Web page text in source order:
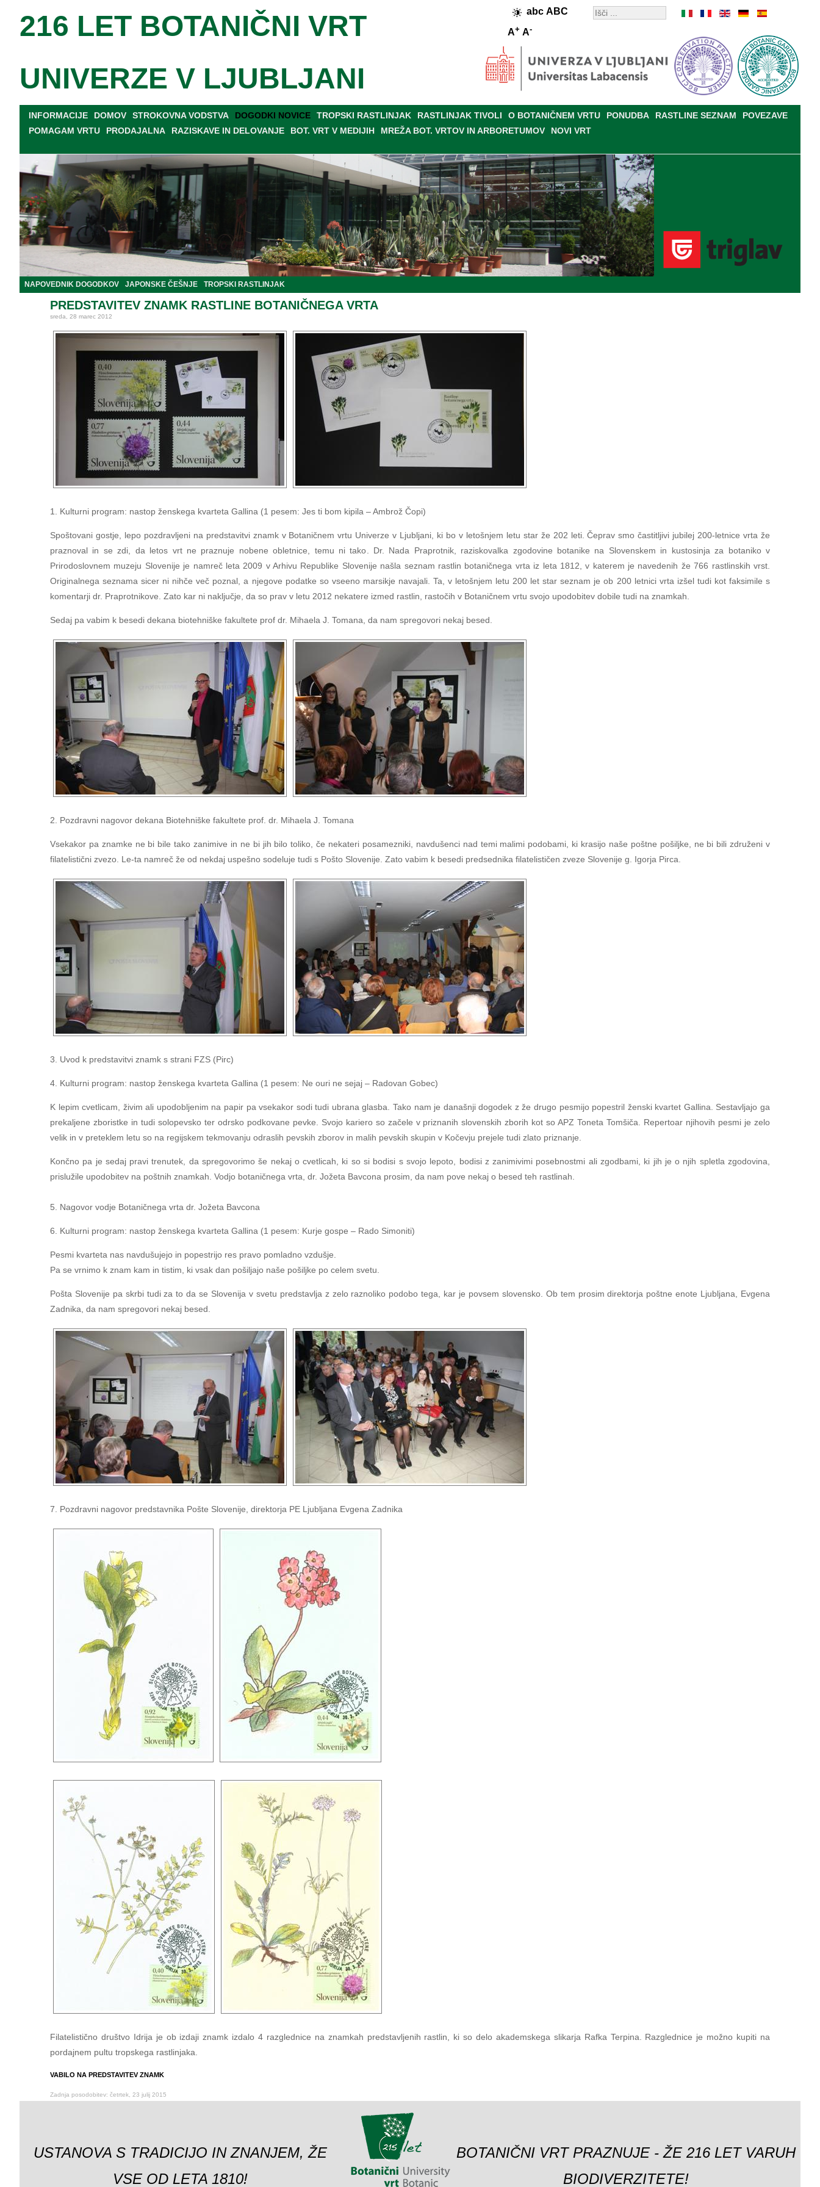
abc ABC
A+ A-
216 LET BOTANIČNI VRT
UNIVERZE V LJUBLJANI
INFORMACIJE DOMOV STROKOVNA VODSTVA DOGODKI NOVICE
TISKOVNE KONFERENCE
TROPSKI RASTLINJAK RASTLINJAK TIVOLI O BOTANIČNEM VRTU PONUDBA RASTLINE SEZNAM
POVEZAVE
POMAGAM VRTU
PRODAJALNA RAZISKAVE IN DELOVANJE BOT. VRT V MEDIJIH MREŽA BOT. VRTOV IN ARBORETUMOV NOVI VRT
NAPOVEDNIK DOGODKOV JAPONSKE ČEŠNJE TROPSKI RASTLINJAK
PREDSTAVITEV ZNAMK RASTLINE BOTANIČNEGA VRTA
sreda, 28 marec 2012
1. Kulturni program: nastop ženskega kvarteta Gallina (1 pesem: Jes ti bom kipila – Ambrož Čopi)
Spoštovani gostje, lepo pozdravljeni na predstavitvi znamk v Botaničnem vrtu Univerze v Ljubljani, ki bo v letošnjem letu star že 202 leti. Čeprav smo častitljivi jubilej 200-letnice vrta že
praznoval in se zdi, da letos vrt ne praznuje nobene obletnice, temu ni tako. Dr. Nada Praprotnik, raziskovalka zgodovine botanike na Slovenskem in kustosinja za botaniko v
Prirodoslovnem muzeju Slovenije je namreč leta 2009 v Arhivu Republike Slovenije našla seznam rastlin botaničnega vrta iz leta 1812, v katerem je navedenih že 766 rastlinskih vrst.
Originalnega seznama sicer ni nihče več poznal, a njegove podatke so vseeno marsikje navajali. Ta, v letošnjem letu 200 let star seznam je ob 200 letnici vrta izšel tudi kot faksimile s
komentarji dr. Praprotnikove. Zato kar ni naključje, da so prav v letu 2012 nekatere izmed rastlin, rastočih v Botaničnem vrtu svojo upodobitev dobile tudi na znamkah.
Sedaj pa vabim k besedi dekana biotehniške fakultete prof dr. Mihaela J. Tomana, da nam spregovori nekaj besed.
2. Pozdravni nagovor dekana Biotehniške fakultete prof. dr. Mihaela J. Tomana
Vsekakor pa znamke ne bi bile tako zanimive in ne bi jih bilo toliko, če nekateri posamezniki, navdušenci nad temi malimi podobami, ki krasijo naše poštne pošiljke, ne bi bili združeni v
filatelistični zvezo. Le-ta namreč že od nekdaj uspešno sodeluje tudi s Pošto Slovenije. Zato vabim k besedi predsednika filatelističen zveze Slovenije g. Igorja Pirca.
3. Uvod k predstavitvi znamk s strani FZS (Pirc)
4. Kulturni program: nastop ženskega kvarteta Gallina (1 pesem: Ne ouri ne sejaj – Radovan Gobec)
K lepim cvetlicam, živim ali upodobljenim na papir pa vsekakor sodi tudi ubrana glasba. Tako nam je današnji dogodek z že drugo pesmijo popestril ženski kvartet Gallina. Sestavljajo ga
prekaljene zboristke in tudi solopevsko ter odrsko podkovane pevke. Svojo kariero so začele v priznanih slovenskih zborih kot so APZ Toneta Tomšiča. Repertoar njihovih pesmi je zelo
velik in v preteklem letu so na regijskem tekmovanju odraslih pevskih zborov in malih pevskih skupin v Kočevju prejele tudi zlato priznanje.
Končno pa je sedaj pravi trenutek, da spregovorimo še nekaj o cvetlicah, ki so si bodisi s svojo lepoto, bodisi z zanimivimi posebnostmi ali zgodbami, ki jih je o njih spletla zgodovina,
prislužile upodobitev na poštnih znamkah. Vodjo botaničnega vrta, dr. Jožeta Bavcona prosim, da nam pove nekaj o besed teh rastlinah.
5. Nagovor vodje Botaničnega vrta dr. Jožeta Bavcona
6. Kulturni program: nastop ženskega kvarteta Gallina (1 pesem: Kurje gospe – Rado Simoniti)
Pesmi kvarteta nas navdušujejo in popestrijo res pravo pomladno vzdušje.
Pa se vrnimo k znam kam in tistim, ki vsak dan pošiljajo naše pošiljke po celem svetu.
Pošta Slovenije pa skrbi tudi za to da se Slovenija v svetu predstavlja z zelo raznoliko podobo tega, kar je povsem slovensko. Ob tem prosim direktorja poštne enote Ljubljana, Evgena
Zadnika, da nam spregovori nekaj besed.
7. Pozdravni nagovor predstavnika Pošte Slovenije, direktorja PE Ljubljana Evgena Zadnika
Filatelistično društvo Idrija je ob izdaji znamk izdalo 4 razglednice na znamkah predstavljenih rastlin, ki so delo akademskega slikarja Rafka Terpina. Razglednice je možno kupiti na
pordajnem pultu tropskega rastlinjaka.
VABILO NA PREDSTAVITEV ZNAMK
Zadnja posodobitev: četrtek, 23 julij 2015
USTANOVA S TRADICIJO IN ZNANJEM, ŽE
VSE OD LETA 1810!
BOTANIČNI VRT PRAZNUJE - ŽE 216 LET VARUH
BIODIVERZITETE!